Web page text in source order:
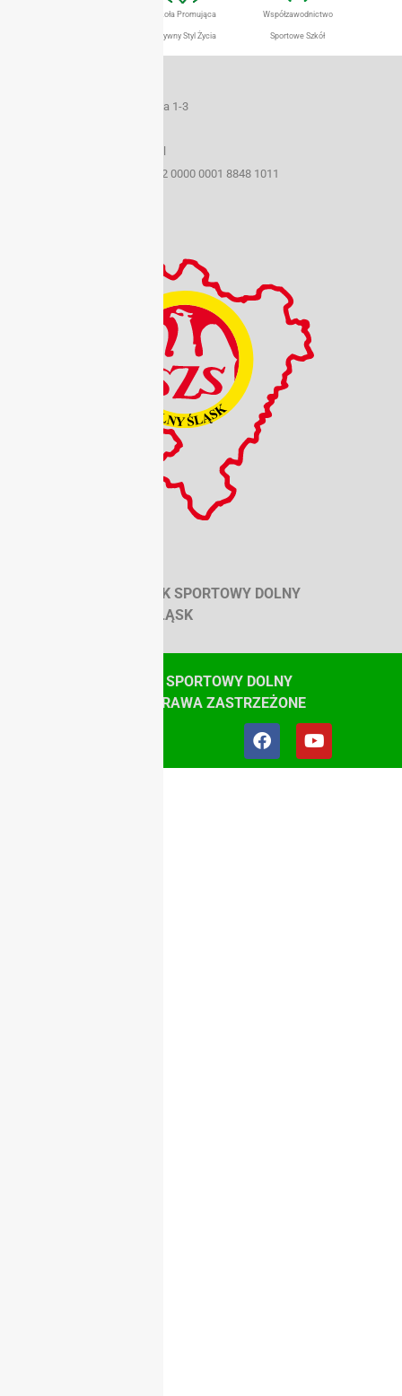
Szkoła Promująca
Aktywny Styl Życia
Współzawodnictwo
Sportowe Szkół
50-259 Wrocław ul. Borowska 1-3
e-mail: szs@sport.wroclaw.pl
Konto bankowe 22 1160 2202 0000 0001 8848 1011
SZKOLNY ZWIĄZEK SPORTOWY DOLNY
ŚLĄSK
© SZKOLNY ZWIĄZEK SPORTOWY DOLNY
ŚLĄSK, WSZYSTKIE PRAWA ZASTRZEŻONE